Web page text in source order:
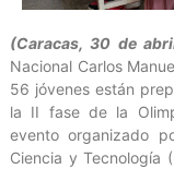
(Caracas, 30 de
Nacional Carlos
56 jóvenes están
la II fase de la
evento organizado
Ciencia y Tecnología